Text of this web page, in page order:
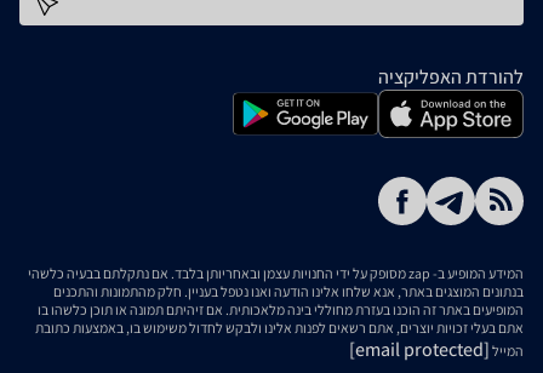
להורדת האפליקציה
המידע המופיע ב- zap מסופק על ידי החנויות עצמן ובאחריותן בלבד. אם נתקלתם בבעיה כלשהי
בנתונים המוצגים באתר, אנא שלחו אלינו הודעה ואנו נטפל בעניין. חלק מהתמונות והתכנים
המופיעים באתר זה הוכנו בעזרת מחוללי בינה מלאכותית. אם זיהיתם תמונה או תוכן כלשהו בו
אתם בעלי זכויות יוצרים, אתם רשאים לפנות אלינו ולבקש לחדול משימוש בו, באמצעות כתובת
המייל [email protected]